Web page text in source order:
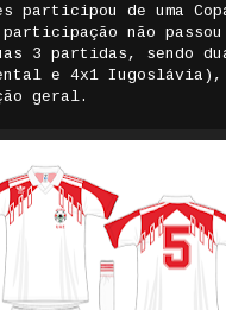
participou de uma
participação não
3 partidas, sendo
e 4x1 Iugoslávia),
geral.